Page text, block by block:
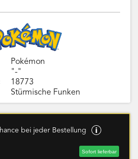
Pokémon
"-"
18773
Stürmische Funken
bei jeder Bestellung
Sofort lieferbar